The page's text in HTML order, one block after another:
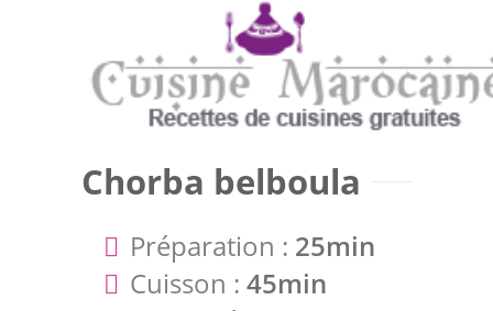
Chorba belboula
Préparation : 25min
Cuisson : 45min